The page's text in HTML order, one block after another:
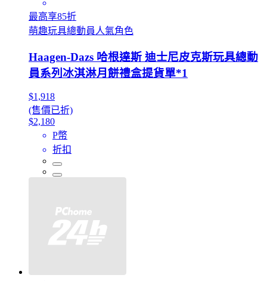
最高享85折
萌趣玩具總動員人氣角色
Haagen-Dazs 哈根達斯 迪士尼皮克斯玩具總動
員系列冰淇淋月餅禮盒提貨單*1
$1,918
(售價已折)
$2,180
P幣
折扣